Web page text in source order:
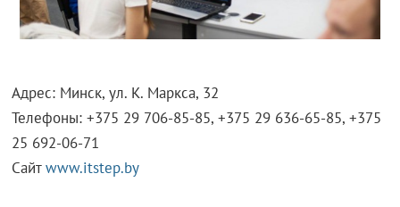
Адрес: Минск, ул. К. Маркса, 32
Телефоны: +375 29 706-85-85, +375 29 636-65-85, +375
25 692-06-71
Сайтwww.itstep.by